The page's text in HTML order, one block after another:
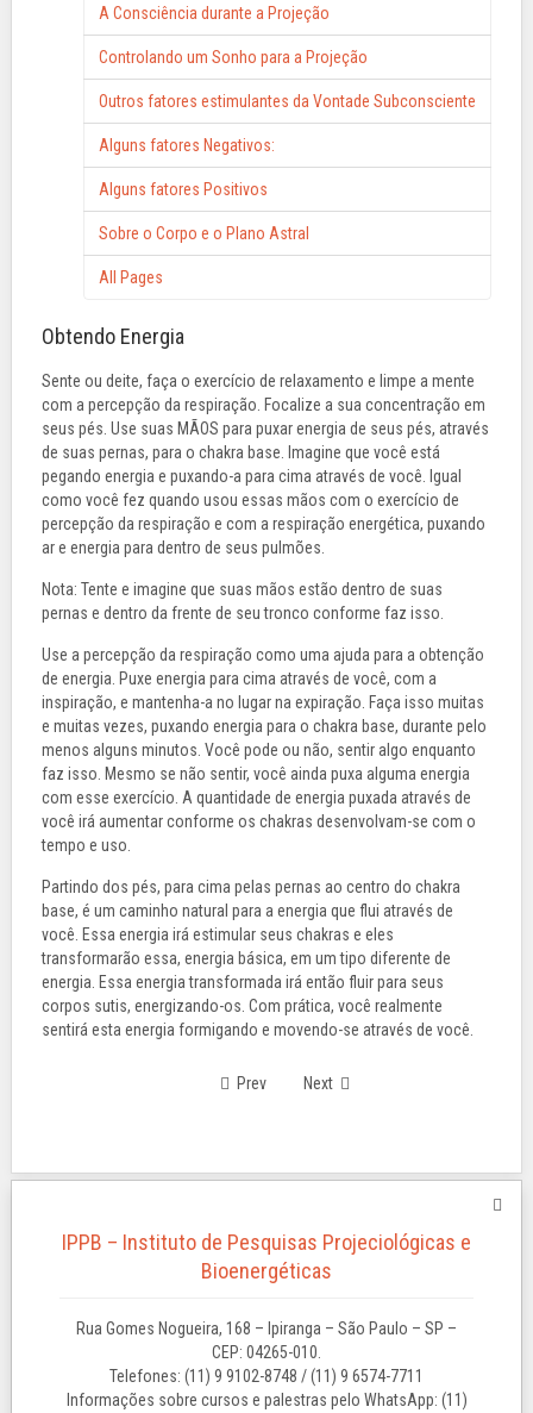
A Consciência durante a Projeção
Controlando um Sonho para a Projeção
Outros fatores estimulantes da Vontade Subconsciente
Alguns fatores Negativos:
Alguns fatores Positivos
Sobre o Corpo e o Plano Astral
All Pages
Obtendo Energia
Sente ou deite, faça o exercício de relaxamento e limpe a mente
com a percepção da respiração. Focalize a sua concentração em
seus pés. Use suas MÃOS para puxar energia de seus pés, através
de suas pernas, para o chakra base. Imagine que você está
pegando energia e puxando-a para cima através de você. Igual
como você fez quando usou essas mãos com o exercício de
percepção da respiração e com a respiração energética, puxando
ar e energia para dentro de seus pulmões.
Nota: Tente e imagine que suas mãos estão dentro de suas
pernas e dentro da frente de seu tronco conforme faz isso.
Use a percepção da respiração como uma ajuda para a obtenção
de energia. Puxe energia para cima através de você, com a
inspiração, e mantenha-a no lugar na expiração. Faça isso muitas
e muitas vezes, puxando energia para o chakra base, durante pelo
menos alguns minutos. Você pode ou não, sentir algo enquanto
faz isso. Mesmo se não sentir, você ainda puxa alguma energia
com esse exercício. A quantidade de energia puxada através de
você irá aumentar conforme os chakras desenvolvam-se com o
tempo e uso.
Partindo dos pés, para cima pelas pernas ao centro do chakra
base, é um caminho natural para a energia que flui através de
você. Essa energia irá estimular seus chakras e eles
transformarão essa, energia básica, em um tipo diferente de
energia. Essa energia transformada irá então fluir para seus
corpos sutis, energizando-os. Com prática, você realmente
sentirá esta energia formigando e movendo-se através de você.
Prev Next
IPPB – Instituto de Pesquisas Projeciológicas e
Bioenergéticas
Rua Gomes Nogueira, 168 – Ipiranga – São Paulo – SP –
CEP: 04265-010.
Telefones: (11) 9 9102-8748 / (11) 9 6574-7711
Informações sobre cursos e palestras pelo WhatsApp: (11)